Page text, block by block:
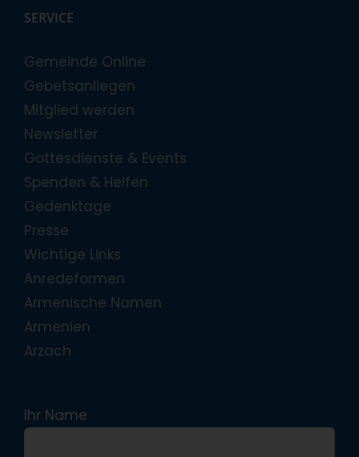
SERVICE
Gemeinde Online
Gebetsanliegen
Mitglied werden
Newsletter
Gottesdienste & Events
Spenden & Helfen
Gedenktage
Presse
Wichtige Links
Anredeformen
Armenische Namen
Armenien
Arzach
Ihr Name